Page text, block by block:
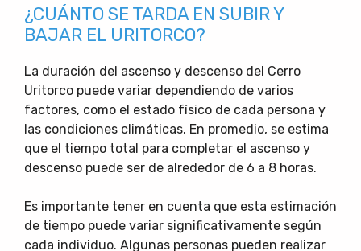
¿CUÁNTO SE TARDA EN SUBIR Y
BAJAR EL URITORCO?
La duración del ascenso y descenso del Cerro
Uritorco puede variar dependiendo de varios
factores, como el estado físico de cada persona y
las condiciones climáticas. En promedio, se estima
que el tiempo total para completar el ascenso y
descenso puede ser de alrededor de 6 a 8 horas.
Es importante tener en cuenta que esta estimación
de tiempo puede variar significativamente según
cada individuo. Algunas personas pueden realizar